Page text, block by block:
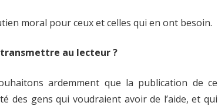
moral pour ceux et celles qui en ont besoin.
au lecteur ?
ardemment que la publication de ce
des gens qui voudraient avoir de l’aide, et qui